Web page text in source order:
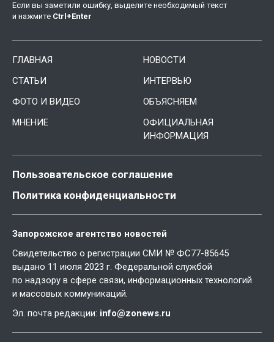
Если вы заметили ошибку, выделите необходимый текст
и нажмите Ctrl +Enter
ГЛАВНАЯ
НОВОСТИ
СТАТЬИ
ИНТЕРВЬЮ
ФОТО И ВИДЕО
ОБЪЯСНЯЕМ
МНЕНИЕ
ОФИЦИАЛЬНАЯ
ИНФОРМАЦИЯ
Пользовательское соглашение
Политика конфиденциальности
Запорожское агентство новостей
Свидетельство о регистрации СМИ № ФС77-85645
выдано 11 июля 2023 г. Федеральной службой
по надзору в сфере связи, информационных технологий
и массовых коммуникаций.
Эл. почта редакции: info@zonews.ru